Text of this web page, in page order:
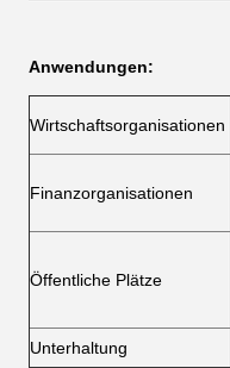
Anwendungen:
Wirtschaftsorganisationen
Finanzorganisationen
Öffentliche Plätze
Unterhaltung